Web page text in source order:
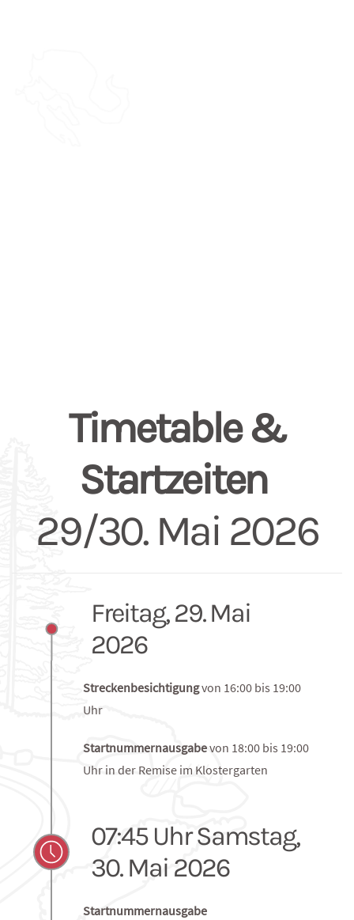
Timetable &
Startzeiten
29/30. Mai 2026
Freitag, 29. Mai
2026
Streckenbesichtigungvon 16:00 bis 19:00
Startnummernausgabevon 18:00 bis 19:00
Uhr in der Remise im Klostergarten
07:45 Uhr Samstag,